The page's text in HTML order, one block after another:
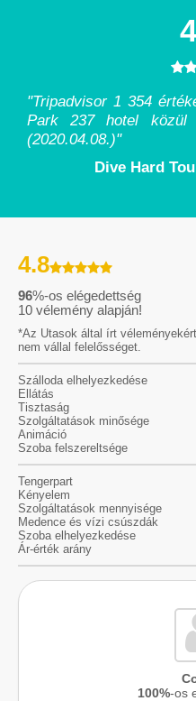
"Tripadvisor 1 354
Park 237 hotel közül
(2020.04.08.)"
Dive Hard
4.8
96%-os elégedettség
10 vélemény alapján!
*Az Utasok által írt
nem vállal felelősséget.
Szálloda elhelyezkedése
Ellátás
Tisztaság
Szolgáltatások minősége
Animáció
Szoba felszereltsége
Tengerpart
Kényelem
Szolgáltatások mennyisége
Medence és vízi csúszdák
Szoba elhelyezkedése
Ár-érték arány
100%-os